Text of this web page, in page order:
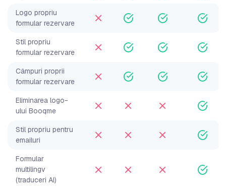
Logo propriu
formular rezervare
Stil propriu
formular rezervare
Câmpuri proprii
formular rezervare
Eliminarea logo-
ului Booqme
Stil propriu pentru
emailuri
Formular
multilingv
(traduceri AI)